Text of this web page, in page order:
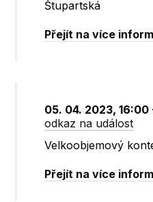
Štupartská
Přejít na více
05. 04. 2023,
odkaz na událost
Velkoobjemový
Přejít na více